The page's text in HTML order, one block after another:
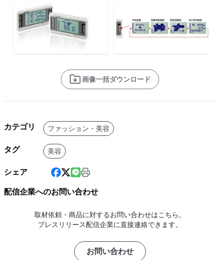
画像一括ダウンロード
カテゴリ ファッション・美容
タグ 美容
シェア
配信企業へのお問い合わせ
取材依頼・商品に対するお問い合わせはこちら。
プレスリリース配信企業に直接連絡できます。
お問い合わせ